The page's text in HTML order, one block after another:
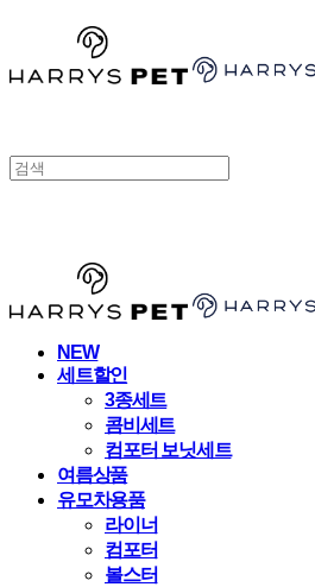
NEW
세트할인
3종세트
콤비세트
컴포터 보닛세트
여름상품
유모차용품
라이너
컴포터
볼스터